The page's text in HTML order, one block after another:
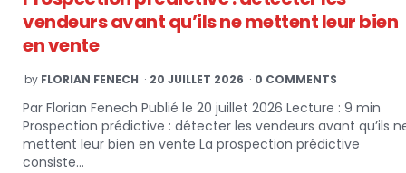
vendeurs avant qu’ils ne mettent leur bien
en vente
POSTED
BY
by FLORIAN FENECH 20 JUILLET 2026 0 COMMENTS
Par Florian Fenech Publié le 20 juillet 2026 Lecture : 9 min
Prospection prédictive : détecter les vendeurs avant qu’ils
mettent leur bien en vente La prospection prédictive
consiste…